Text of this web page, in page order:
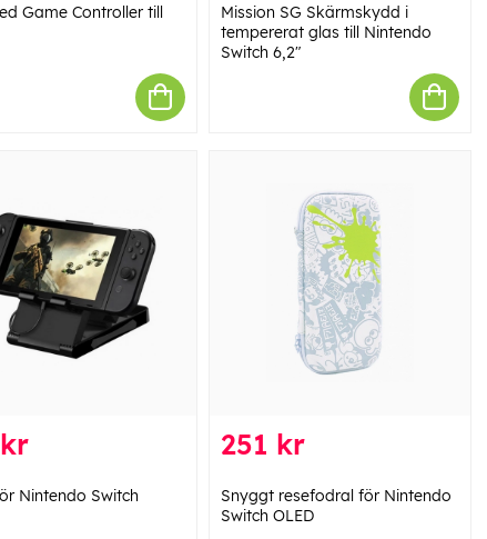
Game Controller till
Mission SG Skärmskydd i
tempererat glas till Nintendo
Switch 6,2"
Nintendo Switch
251 kr
Snyggt resefodral för Nintendo
Switch OLED